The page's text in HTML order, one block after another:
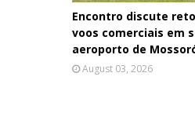
Encontro discute
voos comerciais em
aeroporto de
August 03, 2026